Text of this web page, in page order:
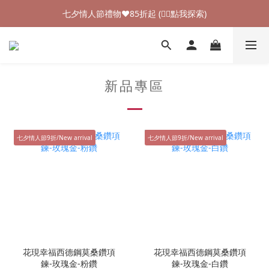
加入新會員領$100購物金💰 (👉🏻點我領取)
七夕情人節禮物❤85折起 (👉🏻點我探索)
加入新會員領$100購物金💰 (👉🏻點我領取)
新品專區
七夕情人節9折/New arrival
花現幸福西德鋼莫桑鑽項
鍊-玫瑰金-粉鑽
七夕情人節9折/New arrival
花現幸福西德鋼莫桑鑽項
鍊-玫瑰金-白鑽